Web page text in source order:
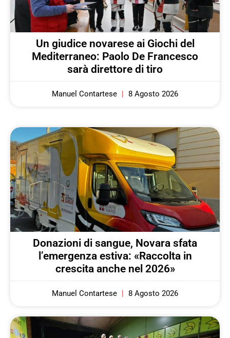
Un giudice novarese ai Giochi del
Mediterraneo: Paolo De Francesco
sarà direttore di tiro
Manuel Contartese 8 Agosto 2026
Donazioni di sangue, Novara sfata
l’emergenza estiva: «Raccolta in
crescita anche nel 2026»
Manuel Contartese 8 Agosto 2026